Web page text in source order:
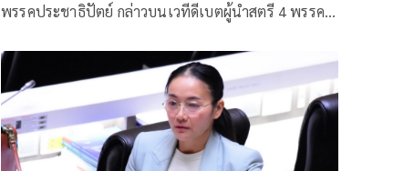
พรรคประชาธิปัตย์ กล่าวบนเวทีดีเบตผู้นำสตรี 4 พรรค